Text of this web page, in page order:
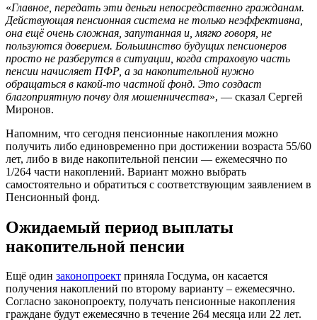
«Главное, передать эти деньги непосредственно гражданам.
Действующая пенсионная система не только неэффективна,
она ещё очень сложная, запутанная и, мягко говоря, не
пользуются доверием. Большинство будущих пенсионеров
просто не разберутся в ситуации, когда страховую часть
пенсии начисляет ПФР, а за накопительной нужно
обращаться в какой-то частной фонд. Это создаст
благоприятную почву для мошенничества», — сказал Сергей
Миронов.
Напомним, что сегодня пенсионные накопления можно
получить либо единовременно при достижении возраста 55/60
лет, либо в виде накопительной пенсии — ежемесячно по
1/264 части накоплений. Вариант можно выбрать
самостоятельно и обратиться с соответствующим заявлением в
Пенсионный фонд.
Ожидаемый период выплаты
накопительной пенсии
Ещё один законопроект приняла Госдума, он касается
получения накоплений по второму варианту – ежемесячно.
Согласно законопроекту, получать пенсионные накопления
граждане будут ежемесячно в течение 264 месяца или 22 лет.